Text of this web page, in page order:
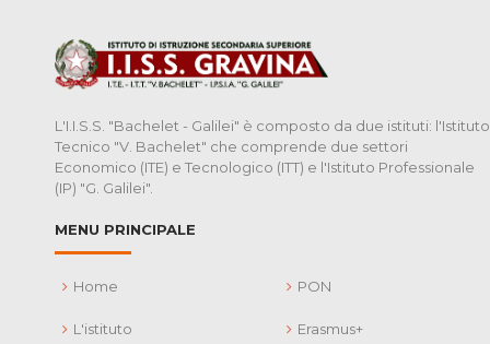
L'I.I.S.S. "Bachelet - Galilei" è composto da due istituti: l'Istituto
Tecnico "V. Bachelet" che comprende due settori
Economico (ITE) e Tecnologico (ITT) e l'Istituto Professionale
(IP) "G. Galilei".
MENU PRINCIPALE
Home
L'istituto
PON
Erasmus+